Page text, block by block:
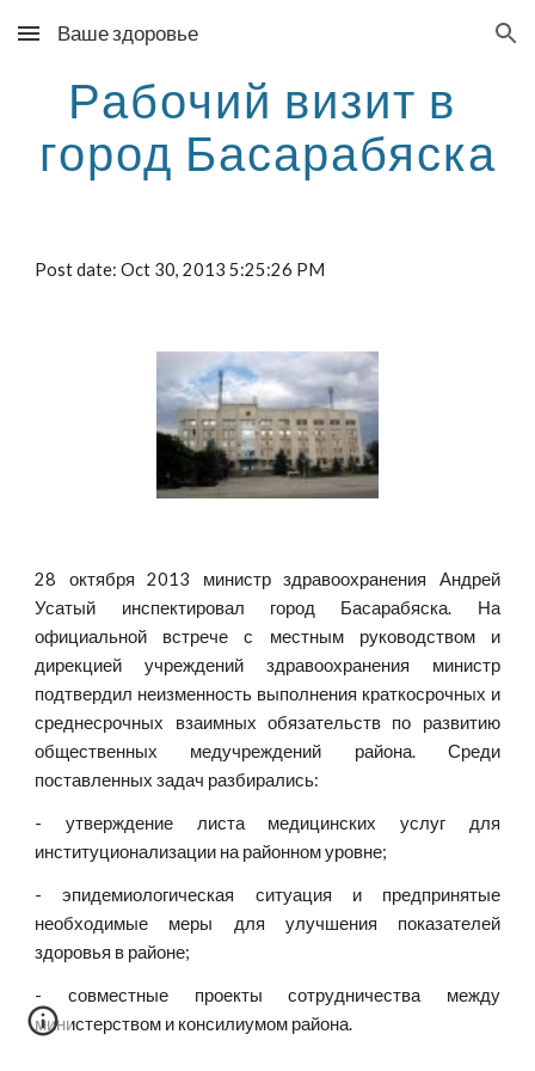
Skip to main content Skip to navigation
Ваше здоровье
Рабочий визит в
город Басарабяска
Post date: Oct 30, 2013 5:25:26 PM
28 октября 2013 министр здравоохранения Андрей
Усатый инспектировал город Басарабяска. На
официальной встрече с местным руководством и
дирекцией учреждений здравоохранения министр
подтвердил неизменность выполнения краткосрочных и
среднесрочных взаимных обязательств по развитию
общественных медучреждений района. Среди
поставленных задач разбирались:
- утверждение листа медицинских услуг для
институционализации на районном уровне;
- эпидемиологическая ситуация и предпринятые
необходимые меры для улучшения показателей
здоровья в районе;
- совместные проекты сотрудничества между
министерством и консилиумом района.